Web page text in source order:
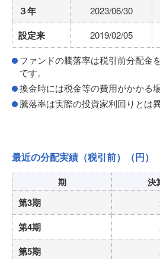
３年 2023/06/30
設定来 2019/02/05
ファンドの騰落率は税引前分配金
です。
換金時には税金等の費用がかかる
騰落率は実際の投資家利回りとは
最近の分配実績（税引前） （円）
期 決
第3期
第4期
第5期